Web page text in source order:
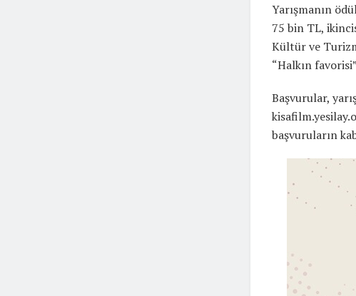
Yarışmanın
75 bin TL,
Kültür ve
“Halkın
Başvurular,
başvuruların